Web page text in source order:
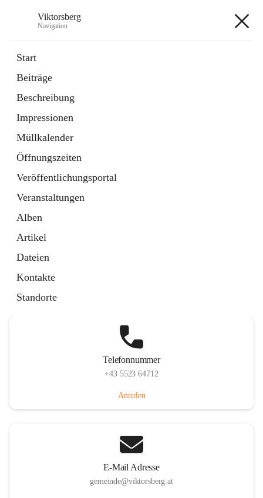
Viktorsberg
Navigation
Start
Beiträge
Beschreibung
Impressionen
Müllkalender
Öffnungszeiten
Veröffentlichungsportal
Veranstaltungen
Alben
Artikel
Dateien
Kontakte
Standorte
1 Schnellzugriff
Bürgerservice
10 Schnellzugriffe
Telefonnummer
+43 5523 64712
Anrufen
E-Mail Adresse
gemeinde@viktorsberg.at